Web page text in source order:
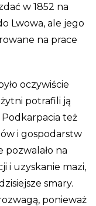
w 1852 na
Lwowa, ale jego
na prace
oczywiście
potrafili ją
Podkarpacia też
i gospodarstw
na
i uzyskanie mazi,
smary.
ponieważ